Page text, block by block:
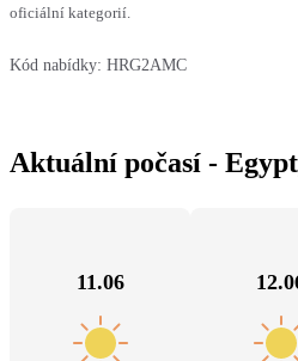
oficiální kategorií.
Kód nabídky: HRG2AMC
Aktuální počasí -
11.06